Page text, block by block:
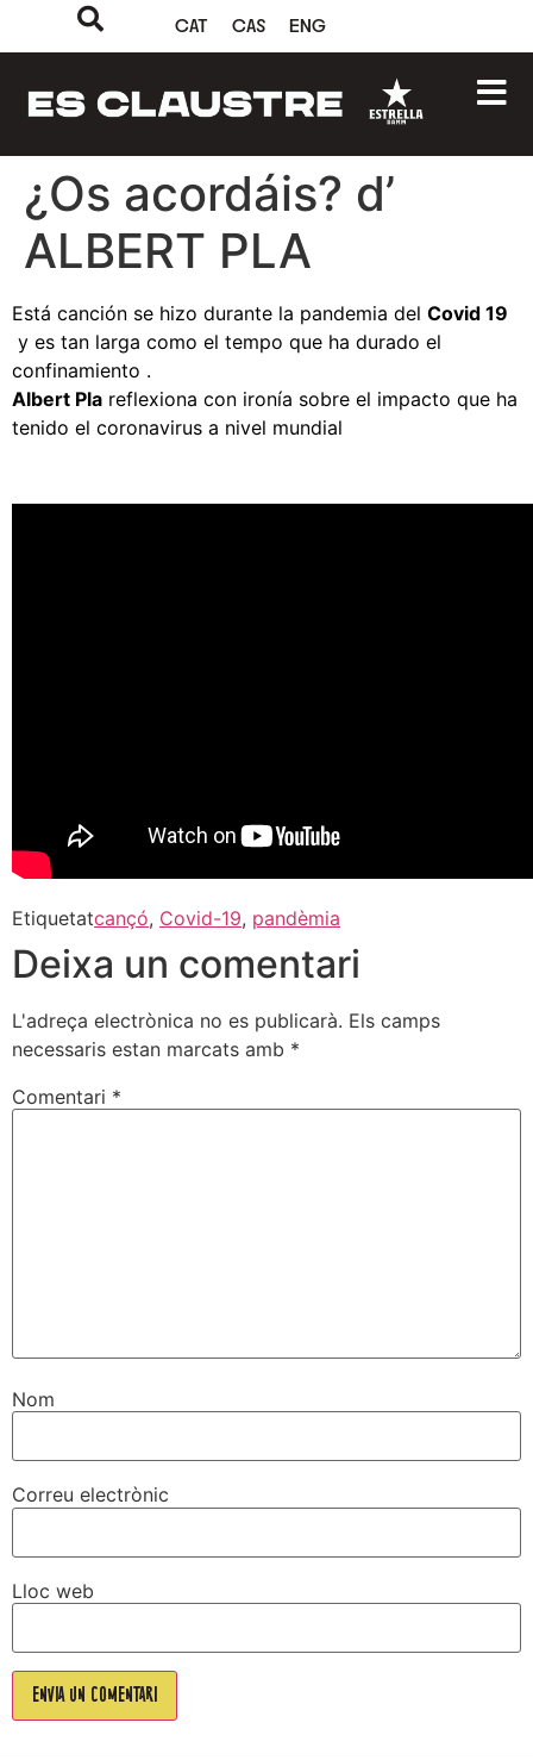
CAT CAS ENG
¿Os acordáis? d’
ALBERT PLA
Está canción se hizo durante la pandemia del Covid 19
y es tan larga como el tempo que ha durado el
confinamiento .
Albert Pla reflexiona con ironía sobre el impacto que ha
tenido el coronavirus a nivel mundial
Etiquetatcançó, Covid-19, pandèmia
Deixa un comentari
L'adreça electrònica no es publicarà. Els camps
necessaris estan marcats amb *
Comentari *
Nom
Correu electrònic
Lloc web